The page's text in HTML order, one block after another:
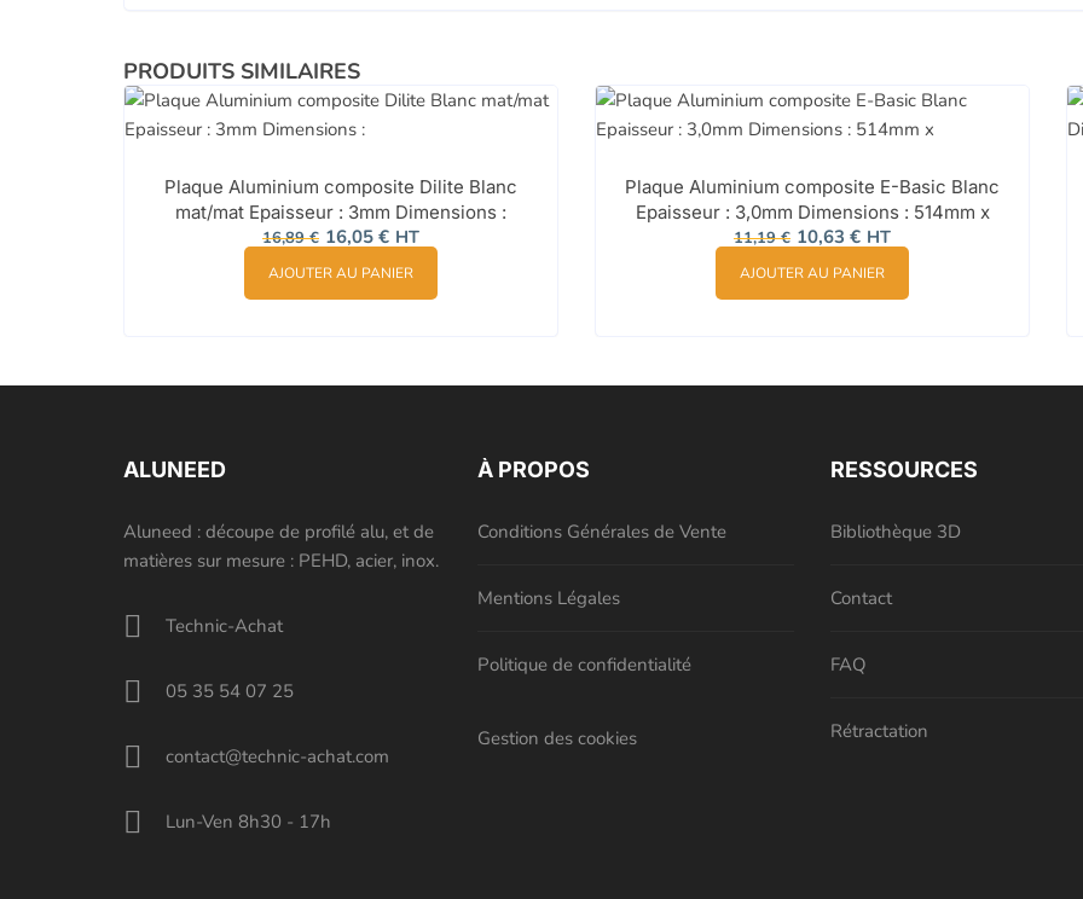
PRODUITS SIMILAIRES
Plaque Aluminium composite Dilite Blanc
mat/mat Epaisseur : 3mm Dimensions :
16,89€ Le
prix
initial
16,89 €.
16,05 €Le
prix
actuel
16,05 €.
HT
AJOUTER AU PANIER
Plaque Aluminium composite E-Basic Blanc
Epaisseur : 3,0mm Dimensions : 514mm x
11,19€ Le
prix
initial
11,19 €.
10,63 €Le
prix
actuel
10,63 €.
HT
AJOUTER AU PANIER
ALUNEED
Aluneed : découpe de profilé alu, et de
matières sur mesure : PEHD, acier, inox.
Technic-Achat
05 35 54 07 25
contact@technic-achat.com
Lun-Ven 8h30 - 17h
À PROPOS
Conditions Générales de Vente
Mentions Légales
Politique de confidentialité
Gestion des cookies
RESSOURCES
Bibliothèque 3D
Contact
FAQ
Rétractation